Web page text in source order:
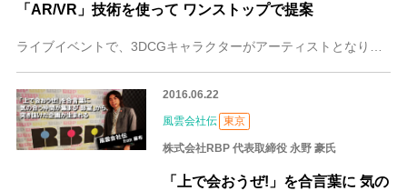
「AR/VR」技術を使って ワンストップで提案
2016.06.22
風雲会社伝 東京
株式会社RBP 代表取締役 永野 豪氏
「上で会おうぜ!」を合言葉に 気の